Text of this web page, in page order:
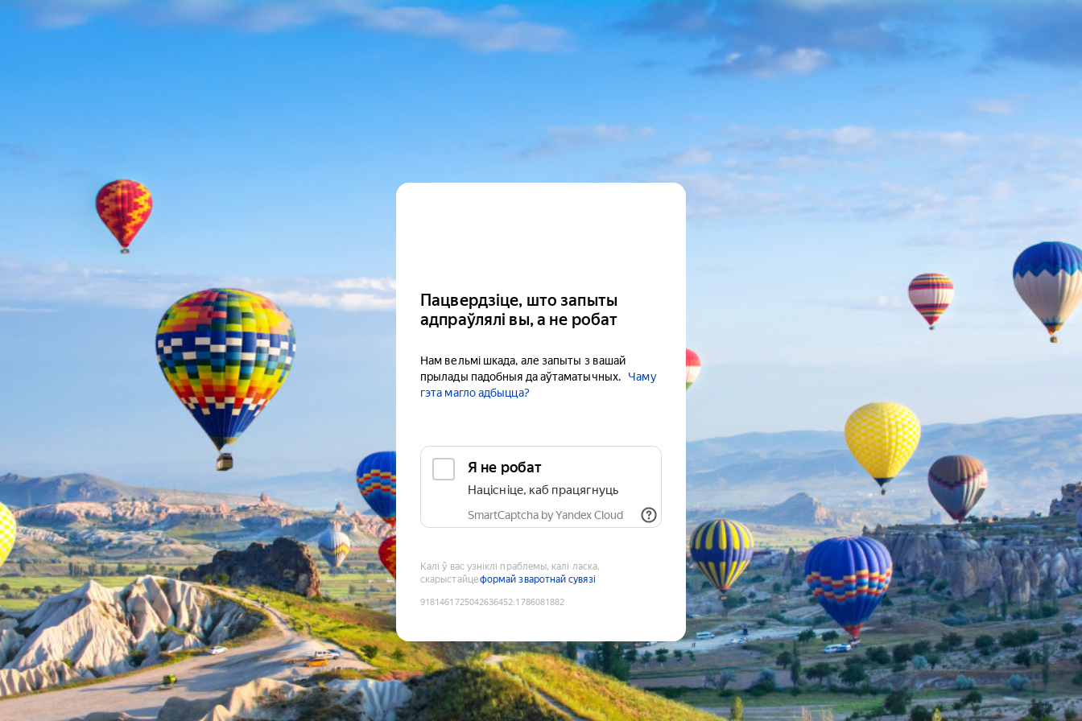
Пацвердзіце, што запыты
адпраўлялі вы, а не робат
Нам вельмі шкада, але запыты з вашай
прылады падобныя да аўтаматычных.
Чаму
гэта магло адбыцца?
Я не робат
Націсніце, каб працягнуць
SmartCaptcha by Yandex Cloud
Калі ў вас узніклі праблемы, калі ласка,
скарыстайцеформай зваротнай сувязі
9181461725042636452:1786081882